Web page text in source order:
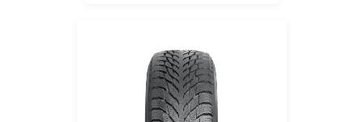
Ikon Autograph Snow 3 SUV